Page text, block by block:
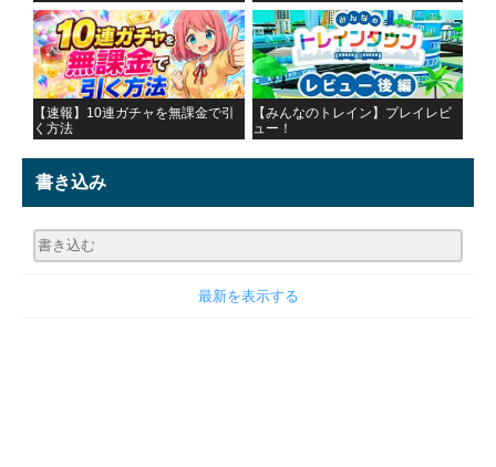
【速報】10連ガチャを無課金で引
く方法
【みんなのトレイン】プレイレビ
ュー！
書き込み
最新を表示する